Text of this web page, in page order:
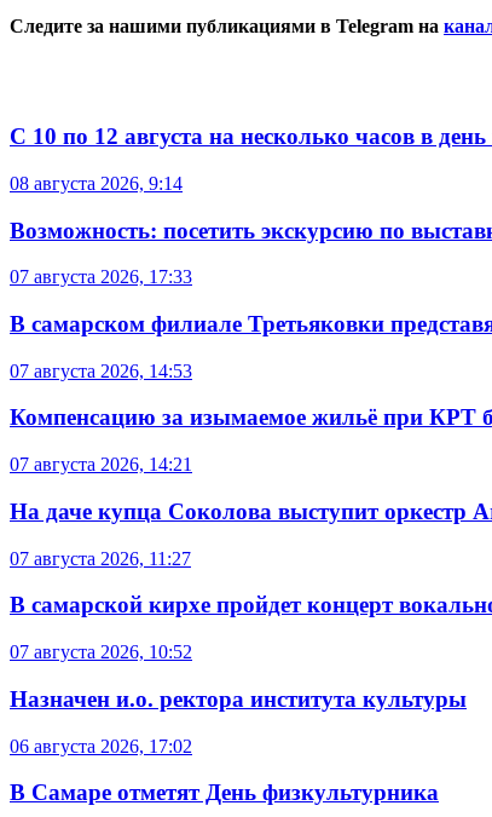
Следите за нашими публикациями в Telegram на
С 10 по 12 августа на несколько часов в
08 августа 2026, 9:14
Возможность: посетить экскурсию по
07 августа 2026, 17:33
В самарском филиале Третьяковки
07 августа 2026, 14:53
Компенсацию за изымаемое жильё при КРТ
07 августа 2026, 14:21
На даче купца Соколова выступит оркестр
07 августа 2026, 11:27
В самарской кирхе пройдет концерт
07 августа 2026, 10:52
Назначен и.о. ректора института культуры
06 августа 2026, 17:02
В Самаре отметят День физкультурника